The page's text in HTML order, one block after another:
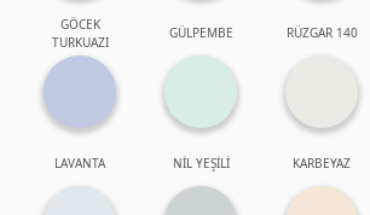
GÖCEK
TURKUAZI
GÜLPEMBE RÜZGAR 140
LAVANTA NİL YEŞİLİ KARBEYAZ